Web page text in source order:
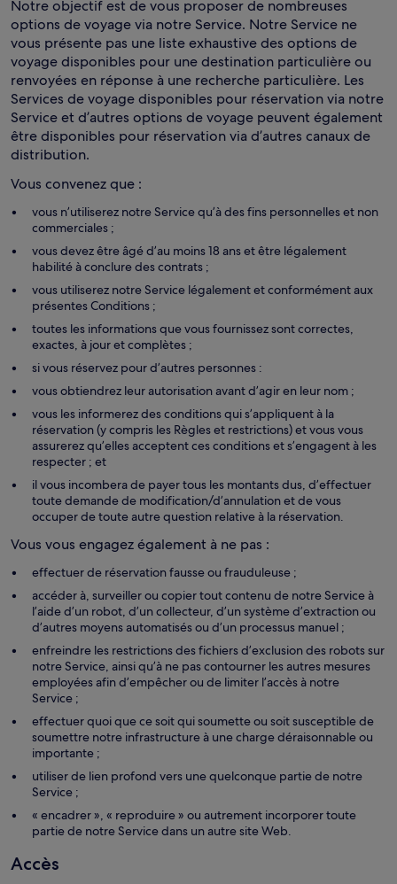
Notre objectif est de vous proposer de nombreuses
options de voyage via notre Service. Notre Service ne
vous présente pas une liste exhaustive des options de
voyage disponibles pour une destination particulière ou
renvoyées en réponse à une recherche particulière. Les
Services de voyage disponibles pour réservation via notre
Service et d’autres options de voyage peuvent également
être disponibles pour réservation via d’autres canaux de
distribution.
Vous convenez que :
vous n’utiliserez notre Service qu’à des fins personnelles et non
commerciales ;
vous devez être âgé d’au moins 18 ans et être légalement
habilité à conclure des contrats ;
vous utiliserez notre Service légalement et conformément aux
présentes Conditions ;
toutes les informations que vous fournissez sont correctes,
exactes, à jour et complètes ;
si vous réservez pour d’autres personnes :
vous obtiendrez leur autorisation avant d’agir en leur nom ;
vous les informerez des conditions qui s’appliquent à la
réservation (y compris les Règles et restrictions) et vous vous
assurerez qu’elles acceptent ces conditions et s’engagent à les
respecter ; et
il vous incombera de payer tous les montants dus, d’effectuer
toute demande de modification/d’annulation et de vous
occuper de toute autre question relative à la réservation.
Vous vous engagez également à ne pas :
effectuer de réservation fausse ou frauduleuse ;
accéder à, surveiller ou copier tout contenu de notre Service à
l’aide d’un robot, d’un collecteur, d’un système d’extraction ou
d’autres moyens automatisés ou d’un processus manuel ;
enfreindre les restrictions des fichiers d’exclusion des robots sur
notre Service, ainsi qu’à ne pas contourner les autres mesures
employées afin d’empêcher ou de limiter l’accès à notre
Service ;
effectuer quoi que ce soit qui soumette ou soit susceptible de
soumettre notre infrastructure à une charge déraisonnable ou
importante ;
utiliser de lien profond vers une quelconque partie de notre
Service ;
« encadrer », « reproduire » ou autrement incorporer toute
partie de notre Service dans un autre site Web.
Accès